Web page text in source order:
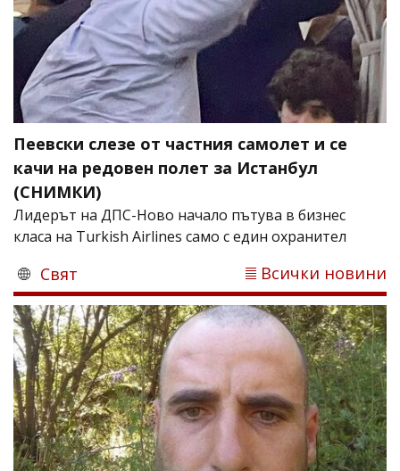
Пеевски слезе от частния самолет и се
качи на редовен полет за Истанбул
(СНИМКИ)
Лидерът на ДПС-Ново начало пътува в бизнес
класа на Turkish Airlines само с един охранител
Свят Всички новини